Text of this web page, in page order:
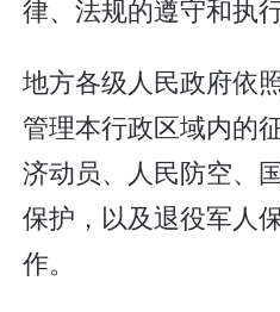
律、法规的遵守和执行
地方各级人民政府依
管理本行政区域内的
济动员、人民防空、
保护，以及退役军人
作。